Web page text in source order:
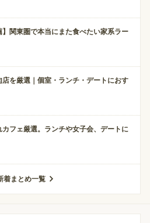
】関東圏で本当にまた食べたい家系ラー
店を厳選｜個室・ランチ・デートにおす
フェ厳選。ランチや女子会、デートに
着まとめ一覧